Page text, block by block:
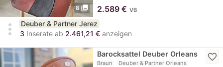
8 photo_library 2.589 € VB
more_vert
Deuber & Partner Jerez
3 Inserate ab 2.461,21 € anzeigen
Barocksattel Deuber Orleans
Braun Deuber & Partner Orleans
favorite_border